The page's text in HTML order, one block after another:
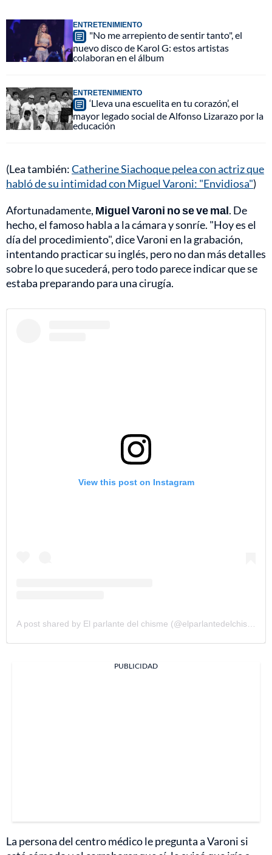
ENTRETENIMIENTO
"No me arrepiento de sentir tanto", el
nuevo disco de Karol G: estos artistas
colaboran en el álbum
ENTRETENIMIENTO
‘Lleva una escuelita en tu corazón’, el
mayor legado social de Alfonso Lizarazo por la
educación
(Lea también:Catherine Siachoque pelea con actriz que
habló de su intimidad con Miguel Varoni: "Envidiosa")
Afortunadamente, Miguel Varoni no se ve mal. De
hecho, el famoso habla a la cámara y sonríe. "Hoy es el
día del procedimiento", dice Varoni en la grabación,
intentando practicar su inglés, pero no dan más detalles
sobre lo que sucederá, pero todo parece indicar que se
estaba preparando para una cirugía.
View this post on Instagram
PUBLICIDAD
La persona del centro médico le pregunta a Varoni si